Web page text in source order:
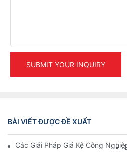
SUBMIT YOUR INQUIRY
BÀI VIẾT ĐƯỢC ĐỀ XUẤT
Các Giải Pháp Giá Kệ Công